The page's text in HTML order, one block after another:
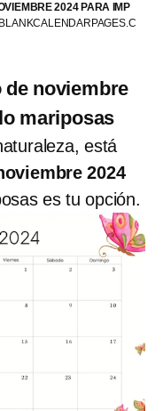
2024 PARA IMP
de noviembre
mariposas
está
2024
es tu opción.